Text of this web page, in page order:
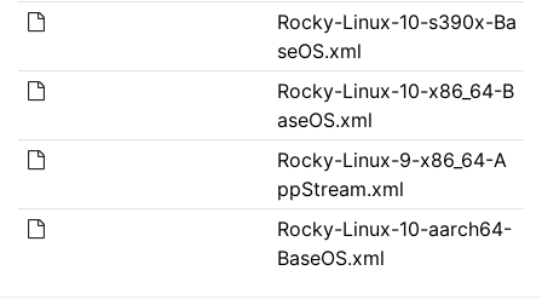
Rocky-Linux-10-s390x-Ba
seOS.xml
Rocky-Linux-10-x86_64-B
aseOS.xml
Rocky-Linux-9-x86_64-A
ppStream.xml
Rocky-Linux-10-aarch64-
BaseOS.xml